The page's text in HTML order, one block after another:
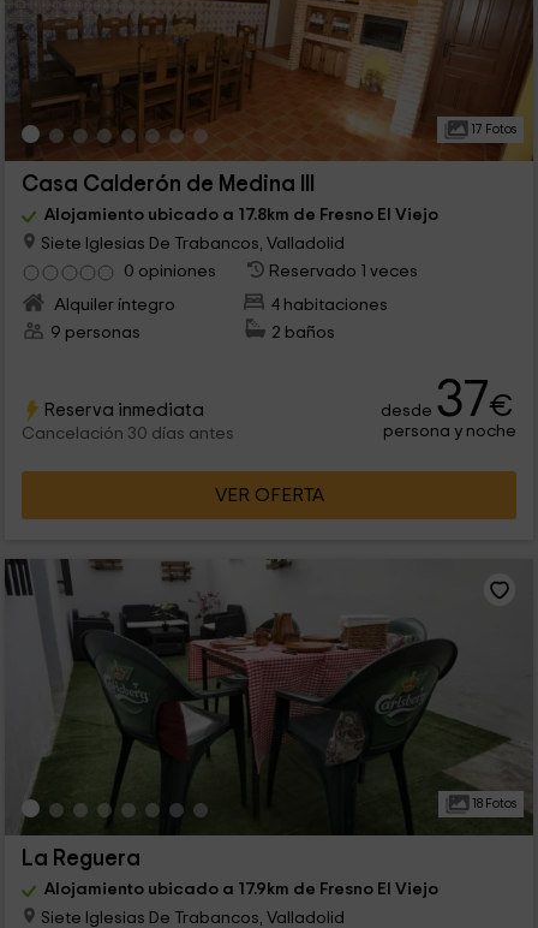
17 Fotos
Casa Calderón de Medina III
Alojamiento ubicado a 17.8km de Fresno El Viejo
Siete Iglesias De Trabancos, Valladolid
0 opiniones
Reservado 1 veces
Alquiler íntegro
4 habitaciones
9 personas
2 baños
Reserva inmediata
Cancelación 30 días antes
desde 37€
persona y noche
VER OFERTA
18 Fotos
La Reguera
Alojamiento ubicado a 17.9km de Fresno El Viejo
Siete Iglesias De Trabancos, Valladolid